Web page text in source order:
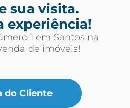
sua visita.
experiência!
1 em Santos na
de imóveis!
do Cliente